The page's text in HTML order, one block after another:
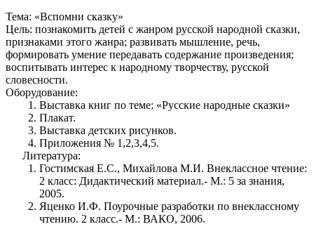
Тема: «Вспомни сказку»
Цель: познакомить детей с жанром русской народной сказки,
признаками этого жанра; развивать мышление, речь,
формировать умение передавать содержание произведения;
воспитывать интерес к народному творчеству, русской
словесности.
Оборудование:
Выставка книг по теме: «Русские народные сказки»
Плакат.
Выставка детских рисунков.
Приложения № 1,2,3,4,5.
Литература:
Гостимская Е.С., Михайлова М.И. Внеклассное чтение:
2 класс: Дидактический материал.- М.: 5 за знания,
2005.
Яценко И.Ф. Поурочные разработки по внеклассному
чтению. 2 класс.- М.: ВАКО, 2006.